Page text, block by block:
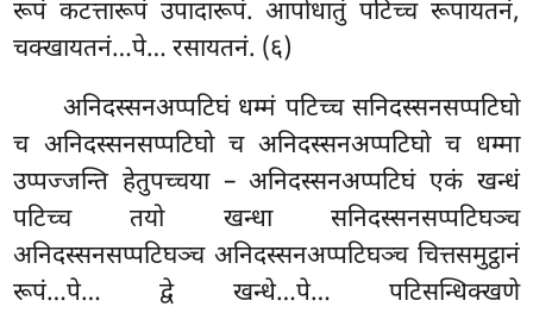
रूपं कटत्तारूपं उपादारूपं. आपोधातुं पटिच्च रूपायतनं,
चक्खायतनं…पे… रसायतनं. (६)
अनिदस्सनअप्पटिघं धम्मं पटिच्च सनिदस्सनसप्पटिघो
च अनिदस्सनसप्पटिघो च अनिदस्सनअप्पटिघो च धम्मा
उप्पज्जन्ति हेतुपच्चया – अनिदस्सनअप्पटिघं एकं खन्धं
पटिच्च तयो खन्धा सनिदस्सनसप्पटिघञ्च
अनिदस्सनसप्पटिघञ्च अनिदस्सनअप्पटिघञ्च चित्तसमुट्ठानं
रूपं…पे… द्वे खन्धे…पे… पटिसन्धिक्खणे